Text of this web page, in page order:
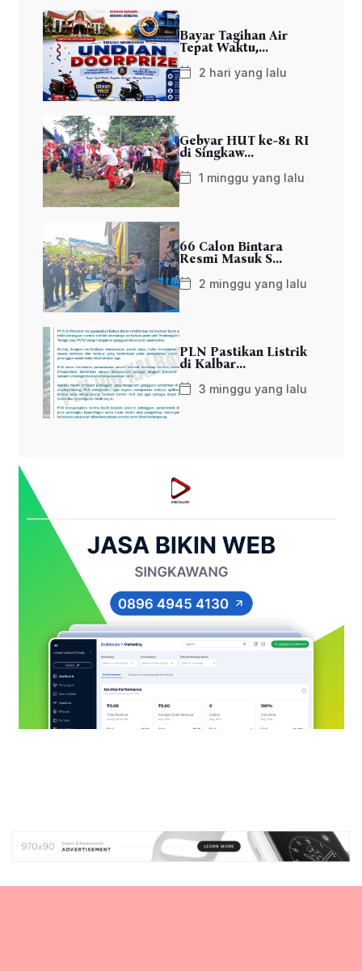
Bayar Tagihan Air
Tepat Waktu,...
2 hari yang lalu
Gebyar HUT ke-81 RI
di Singkaw...
1 minggu yang lalu
66 Calon Bintara
Resmi Masuk S...
2 minggu yang lalu
PLN Pastikan Listrik
di Kalbar...
3 minggu yang lalu